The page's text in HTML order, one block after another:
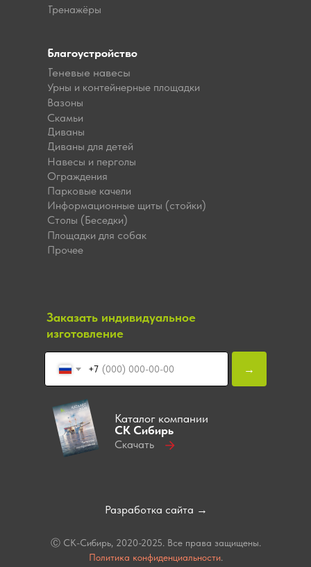
Ⓒ СК-Сибирь, 2020-2025. Все права защищены.
Политика конфиденциальности.
Каталог компании
СК Сибирь
Скачать
Заказать индивидуальное
изготовление
+7 →
Вазоны
Диваны
Диваны для детей
Информационные щиты (стойки)
Ограждения
Парковые качели
Площадки для собак
Прочее
Скамьи
Навесы и перголы
Столы (Беседки)
Урны и контейнерные площадки
Тренажёры
Благоустройство
Теневые навесы
Разработка сайта →